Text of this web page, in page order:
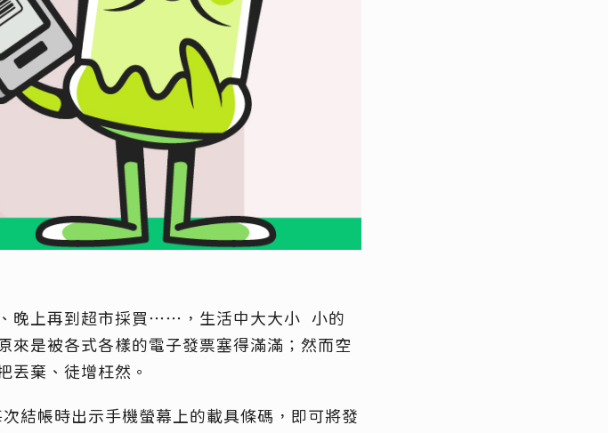
晚上再到超市採買⋯⋯，生活中大大小 小的
來是被各式各樣的電子發票塞得滿滿；然而空
丟棄、徒增枉然。
結帳時出示手機螢幕上的載具條碼，即可將發